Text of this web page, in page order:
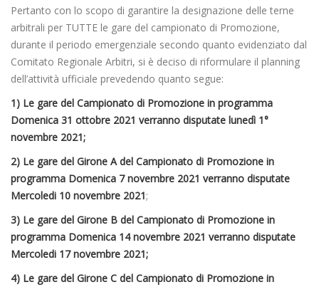
Pertanto con lo scopo di garantire la designazione delle terne
arbitrali per TUTTE le gare del campionato di Promozione,
durante il periodo emergenziale secondo quanto evidenziato dal
Comitato Regionale Arbitri, si è deciso di riformulare il planning
dell’attività ufficiale prevedendo quanto segue:
1) Le gare del Campionato di Promozione in programma
Domenica 31 ottobre 2021 verranno disputate lunedì 1°
novembre 2021;
2) Le gare del Girone A del Campionato di Promozione in
programma Domenica 7 novembre 2021 verranno disputate
Mercoledi 10 novembre 2021;
3) Le gare del Girone B del Campionato di Promozione in
programma Domenica 14 novembre 2021 verranno disputate
Mercoledi 17 novembre 2021;
4) Le gare del Girone C del Campionato di Promozione in